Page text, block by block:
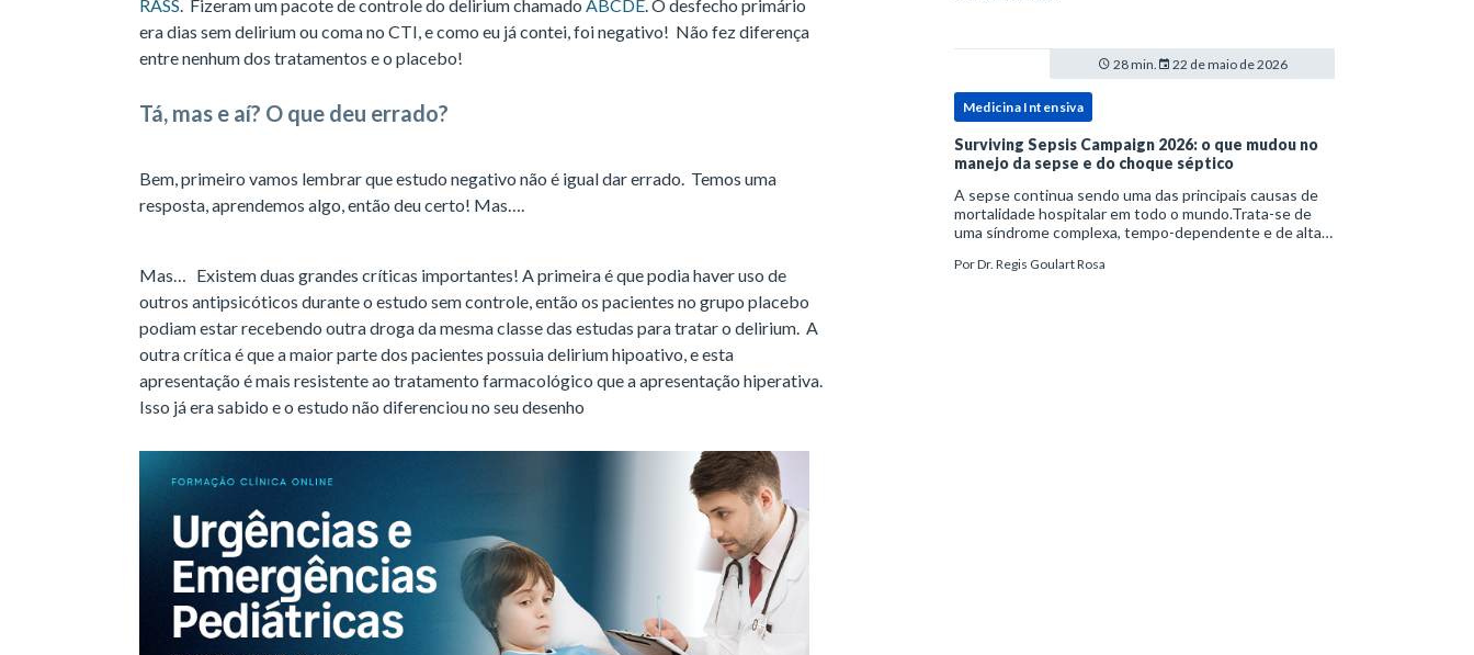
RASS. Fizeram um pacote de controle do delirium chamado ABCDE. O desfecho primário
era dias sem delirium ou coma no CTI, e como eu já contei, foi negativo! Não fez diferença
entre nenhum dos tratamentos e o placebo!
Tá, mas e aí? O que deu errado?
Bem, primeiro vamos lembrar que estudo negativo não é igual dar errado. Temos uma
resposta, aprendemos algo, então deu certo! Mas….
Mas… Existem duas grandes críticas importantes! A primeira é que podia haver uso de
outros antipsicóticos durante o estudo sem controle, então os pacientes no grupo placebo
podiam estar recebendo outra droga da mesma classe das estudas para tratar o delirium. A
outra crítica é que a maior parte dos pacientes possuia delirium hipoativo, e esta
apresentação é mais resistente ao tratamento farmacológico que a apresentação hiperativa.
Isso já era sabido e o estudo não diferenciou no seu desenho
28 min. 22 de maio de 2026
Medicina Intensiva
Surviving Sepsis Campaign 2026: o que mudou no
manejo da sepse e do choque séptico
A sepse continua sendo uma das principais causas de
mortalidade hospitalar em todo o mundo.Trata-se de
uma síndrome complexa, tempo-dependente e de alta
manejo estruturado são determinantes para o desfe
PorDr. Regis Goulart Rosa